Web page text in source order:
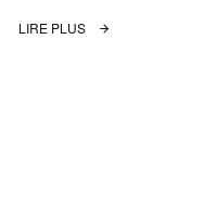
LIRE PLUS